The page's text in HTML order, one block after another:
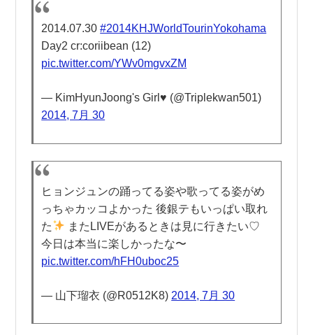
2014.07.30#2014KHJWorldTourinYokohama
Day2 cr:coriibean (12)
pic.twitter.com/YWv0mgvxZM
— KimHyunJoong's Girl♥ (@Triplekwan501)
2014, 7月 30
ヒョンジュンの踊ってる姿や歌ってる姿がめ
っちゃカッコよかった 後銀テもいっぱい取れ
た
またLIVEがあるときは見に行きたい♡
今日は本当に楽しかったな〜
pic.twitter.com/hFH0uboc25
— 山下瑠衣 (@R0512K8) 2014, 7月 30